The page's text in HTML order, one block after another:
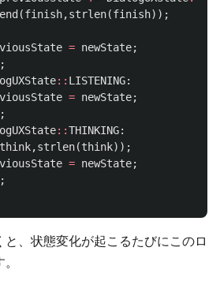
(finish,strlen(finish));
= newState;
;
:: LISTENING:
= newState;
;
::THINKING:
think,strlen(think));
= newState;
;
、状態変化が起こるたびにこのロ